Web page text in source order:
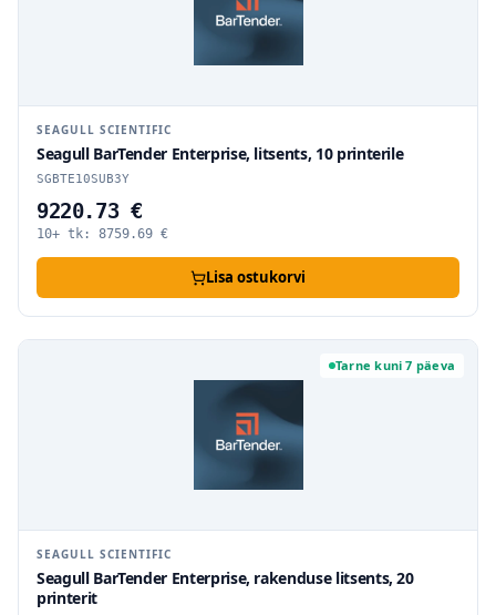
SEAGULL SCIENTIFIC
Seagull BarTender Enterprise, litsents, 10 printerile
SGBTE10SUB3Y
9220.73 €
10+ tk: 8759.69 €
Lisa ostukorvi
Tarne kuni 7 päeva
SEAGULL SCIENTIFIC
Seagull BarTender Enterprise, rakenduse litsents, 20
printerit